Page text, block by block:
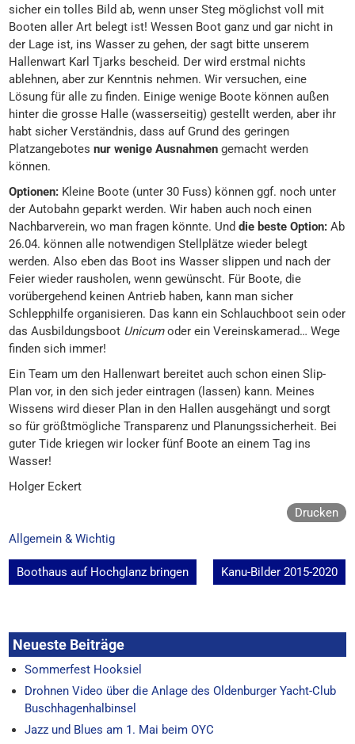
sicher ein tolles Bild ab, wenn unser Steg möglichst voll mit
Booten aller Art belegt ist! Wessen Boot ganz und gar nicht in
der Lage ist, ins Wasser zu gehen, der sagt bitte unserem
Hallenwart Karl Tjarks bescheid. Der wird erstmal nichts
ablehnen, aber zur Kenntnis nehmen. Wir versuchen, eine
Lösung für alle zu finden. Einige wenige Boote können außen
hinter die grosse Halle (wasserseitig) gestellt werden, aber ihr
habt sicher Verständnis, dass auf Grund des geringen
Platzangebotesnur wenige Ausnahmen gemacht werden
können.
Optionen: Kleine Boote (unter 30 Fuss) können ggf. noch unter
der Autobahn geparkt werden. Wir haben auch noch einen
Nachbarverein, wo man fragen könnte. Unddie beste Option: Ab
26.04. können alle notwendigen Stellplätze wieder belegt
werden. Also eben das Boot ins Wasser slippen und nach der
Feier wieder rausholen, wenn gewünscht. Für Boote, die
vorübergehend keinen Antrieb haben, kann man sicher
Schlepphilfe organisieren. Das kann ein Schlauchboot sein oder
das Ausbildungsboot Unicumoder ein Vereinskamerad… Wege
finden sich immer!
Ein Team um den Hallenwart bereitet auch schon einen Slip-
Plan vor, in den sich jeder eintragen (lassen) kann. Meines
Wissens wird dieser Plan in den Hallen ausgehängt und sorgt
so für größtmögliche Transparenz und Planungssicherheit. Bei
guter Tide kriegen wir locker fünf Boote an einem Tag ins
Wasser!
Holger Eckert
Drucken
Allgemein & Wichtig
Beitragsnavigation
Boothaus auf Hochglanz bringen Kanu-Bilder 2015-2020
Neueste Beiträge
Sommerfest Hooksiel
Drohnen Video über die Anlage des Oldenburger Yacht-Club
Buschhagenhalbinsel
Jazz und Blues am 1. Mai beim OYC